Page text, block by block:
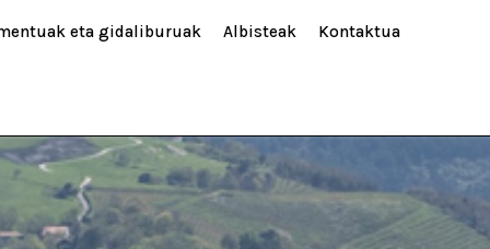
eta gidaliburuak Albisteak Kontaktua